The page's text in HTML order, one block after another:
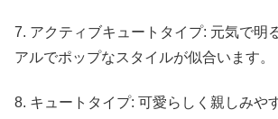
7. アクティブキュートタイプ: 元気で明
アルでポップなスタイルが似合います。
8. キュートタイプ: 可愛らしく親しみや